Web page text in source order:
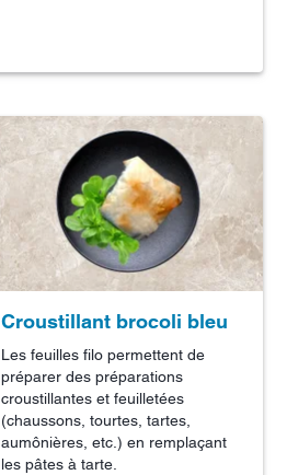
Croustillant brocoli bleu
Les feuilles filo permettent de
préparer des préparations
croustillantes et feuilletées
(chaussons, tourtes, tartes,
aumônières, etc.) en remplaçant
les pâtes à tarte.